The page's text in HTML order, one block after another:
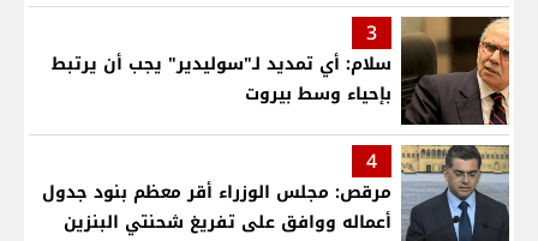
3
سلام: أي تمديد لـ"سوليدير" يجب أن يرتبط
بإحياء وسط بيروت
4
مرقص: مجلس الوزراء أقر معظم بنود جدول
أعماله ووافق على تفريغ شحنتي البنزين